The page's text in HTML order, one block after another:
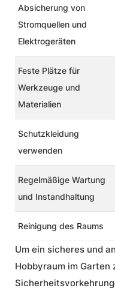
Absicherung von
Stromquellen und
Elektrogeräten
Feste Plätze für
Werkzeuge und
Materialien
Schutzkleidung
verwenden
Regelmäßige Wartung
und Instandhaltung
Reinigung des Raums
Um ein sicheres und
Hobbyraum im